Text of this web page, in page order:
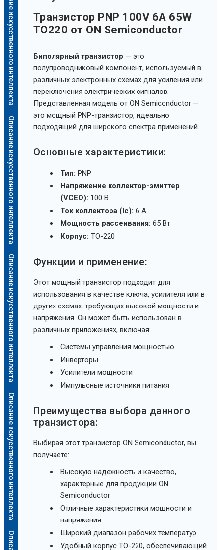
Описание искусственного интеллекта
Описание искусственного интеллекта
Описание искусственного интеллекта
Описание искусственного интеллекта
Транзистор PNP 100V 6A 65W
TO220 от ON Semiconductor
Биполярный транзистор — это
полупроводниковый компонент, используемый в
различных электронных схемах для усиления или
переключения электрических сигналов.
Представленная модель от ON Semiconductor —
это мощный PNP-транзистор, идеально
подходящий для широкого спектра применений.
Основные характеристики:
Тип: PNP
Напряжение коллектор-эмиттер
(VCEO): 100 В
Ток коллектора (Ic): 6 А
Мощность рассеивания: 65 Вт
Корпус: TO-220
Функции и применение:
Этот мощный транзистор подходит для
использования в качестве ключа, усилителя или в
других схемах, требующих высокой мощности и
напряжения. Он может быть использован в
различных приложениях, включая:
Системы управления мощностью
Инверторы
Усилители мощности
Импульсные источники питания
Преимущества выбора данного
транзистора:
Выбирая этот транзистор ON Semiconductor, вы
получаете:
Высокую надежность и качество,
характерные для продукции ON
Semiconductor.
Отличные характеристики мощности и
напряжения.
Широкий диапазон рабочих температур.
Удобный корпус TO-220, обеспечивающий